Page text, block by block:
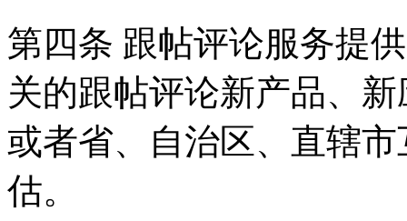
第四条 跟帖评论服务提
关的跟帖评论新产品、
或者省、自治区、直辖
估。